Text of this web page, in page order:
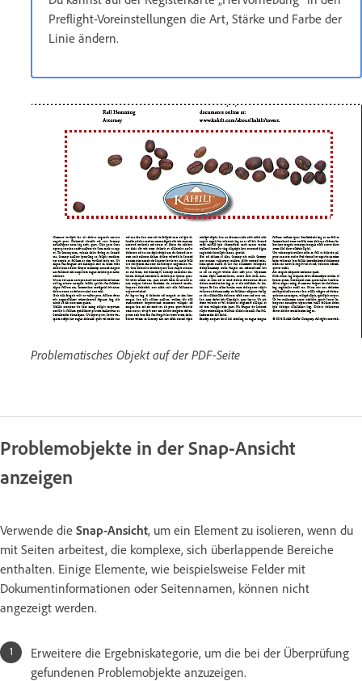
Preflight-Voreinstellungen die Art, Stärke und Farbe der
Linie ändern.
Problematisches Objekt auf der PDF-Seite
Problemobjekte in der Snap-Ansicht
anzeigen
Verwende die Snap-Ansicht, um ein Element zu isolieren, wenn du
mit Seiten arbeitest, die komplexe, sich überlappende Bereiche
enthalten. Einige Elemente, wie beispielsweise Felder mit
Dokumentinformationen oder Seitennamen, können nicht
angezeigt werden.
Erweitere die Ergebniskategorie, um die bei der Überprüfung
gefundenen Problemobjekte anzuzeigen.